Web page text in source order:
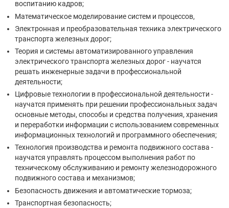
воспитанию кадров;
Математическое моделирование систем и процессов,
Электронная и преобразовательная техника электрического
транспорта железных дорог;
Теория и системы автоматизированного управления
электрического транспорта железных дорог - научатся
решать инженерные задачи в профессиональной
деятельности;
Цифровые технологии в профессиональной деятельности -
научатся применять при решении профессиональных задач
основные методы, способы и средства получения, хранения
и переработки информации с использованием современных
информационных технологий и программного обеспечения;
Технология производства и ремонта подвижного состава -
научатся управлять процессом выполнения работ по
техническому обслуживанию и ремонту железнодорожного
подвижного состава и механизмов;
Безопасность движения и автоматические тормоза;
Транспортная безопасность;